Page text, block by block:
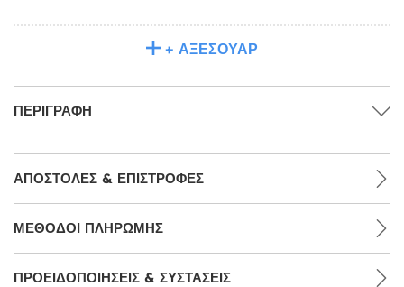
+ ΑΞΕΣΟΥΆΡ
ΠΕΡΙΓΡΑΦΉ
ΑΠΟΣΤΟΛΈΣ & ΕΠΙΣΤΡΟΦΈΣ
ΜΕΘΌΔΟΙ ΠΛΗΡΩΜΉΣ
ΠΡΟΕΙΔΟΠΟΙΉΣΕΙΣ & ΣΥΣΤΆΣΕΙΣ